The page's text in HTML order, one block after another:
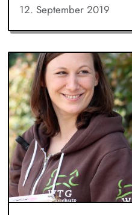
12. September 2019